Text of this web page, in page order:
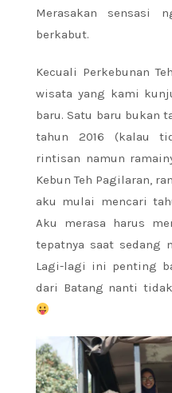
Merasakan sensasi
berkabut.
Kecuali Perkebunan
wisata yang kami
baru. Satu baru bukan
tahun 2016 (kalau
rintisan namun
Kebun Teh Pagilaran,
aku mulai mencari
Aku merasa harus
tepatnya saat sedang
Lagi-lagi ini penting
dari Batang nanti